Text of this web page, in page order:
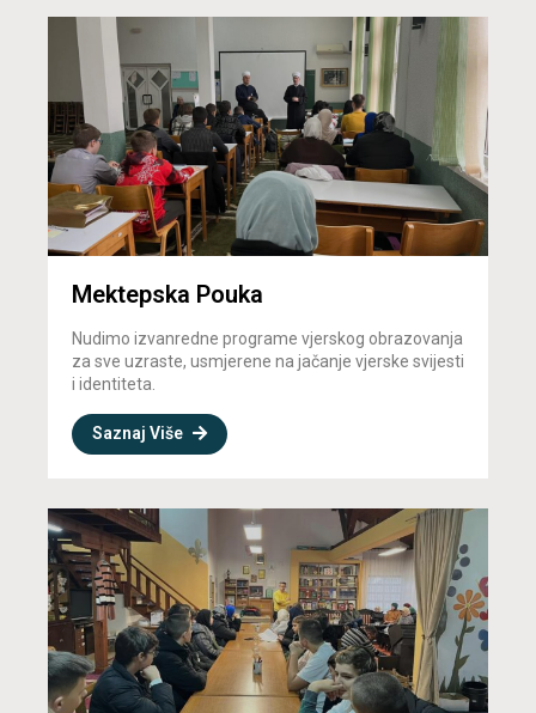
Mektepska Pouka
Nudimo izvanredne programe vjerskog obrazovanja
za sve uzraste, usmjerene na jačanje vjerske svijesti
i identiteta.
Saznaj Više